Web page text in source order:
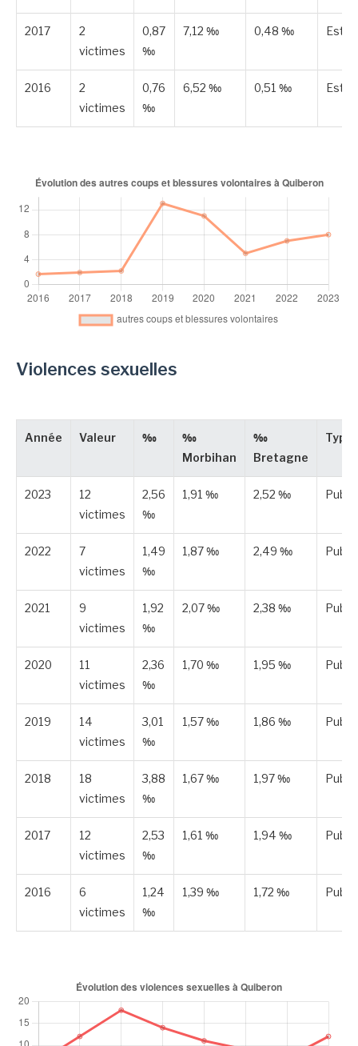
2017
2
victimes
0,87
‰
7,12 ‰ 0,48 ‰
2016
2
victimes
0,76
‰
6,52 ‰ 0,51 ‰
Violences sexuelles
Année Valeur ‰
‰
Morbihan
‰
Bretagne
Type
2023
12
victimes
2,56
‰
1,91 ‰ 2,52 ‰
2022
7
victimes
1,49
‰
1,87 ‰ 2,49 ‰
2021
9
victimes
1,92
‰
2,07 ‰ 2,38 ‰
2020
11
victimes
2,36
‰
1,70 ‰ 1,95 ‰
2019
14
victimes
3,01
‰
1,57 ‰ 1,86 ‰
2018
18
victimes
3,88
‰
1,67 ‰ 1,97 ‰
2017
12
victimes
2,53
‰
1,61 ‰ 1,94 ‰
2016
6
victimes
1,24
‰
1,39 ‰ 1,72 ‰